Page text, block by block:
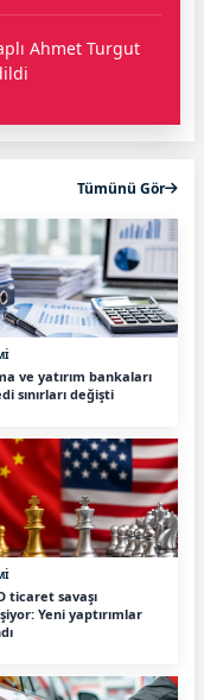
Ahmet Turgut
Tümünü Gör
ve yatırım bankaları
sınırları değişti
ticaret savaşı
Yeni yaptırımlar